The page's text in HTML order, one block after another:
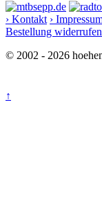
› Kontakt ›
Bestellung widerrufen
© 2002 - 2026
↑